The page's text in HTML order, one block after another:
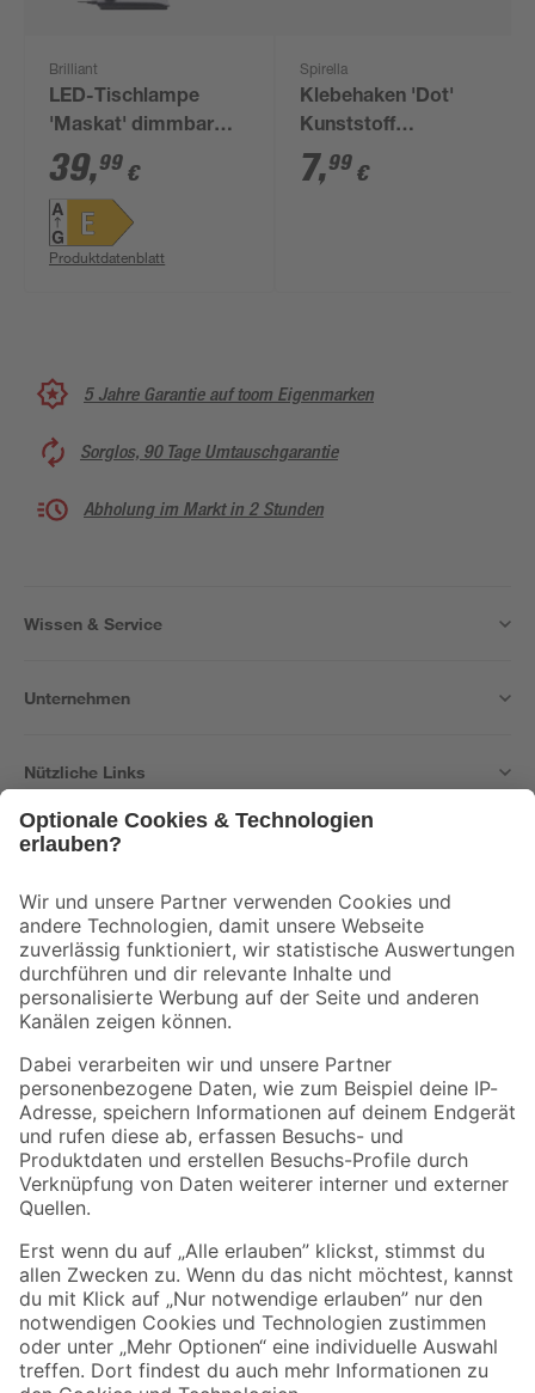
Brilliant
LED-Tischlampe
'Maskat' dimmbar
880 lm neutralweiß 12
x 43 x 26 cm
39,99 €
Produktdatenblatt
Spirella
Klebehaken 'Dot'
Kunststoff
schwarz/silber Ø 3,5
cm, 2 Stück
7,99 €
5 Jahre Garantie auf toom Eigenmarken
Sorglos, 90 Tage Umtauschgarantie
Abholung im Markt in 2 Stunden
Wissen & Service
Unternehmen
Nützliche Links
Der toom Newsletter: Keine Angebote und Aktionen mehr verpassen!
Zur Newsletter Anmeldung
Folge uns
Zahlungsarten Versandarten
Sicher einkaufen
Jetzt die toom-App herunterladen